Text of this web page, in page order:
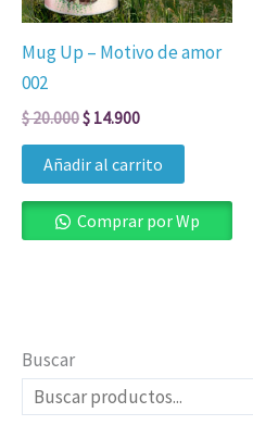
Buscar
Mug Up – Motivo de amor
002
$20.000$ 14.900
Añadir al carrito
Comprar por Wp